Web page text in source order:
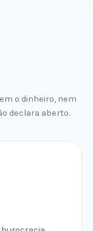
o dinheiro, nem
declara aberto.